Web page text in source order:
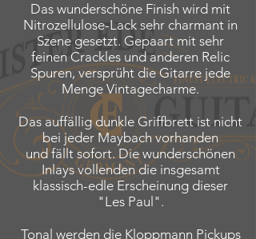
Das wunderschöne Finish wird mit
Nitrozellulose-Lack sehr charmant in
Szene gesetzt. Gepaart mit sehr
feinen Crackles und anderen Relic
Spuren, versprüht die Gitarre jede
Menge Vintagecharme.
Das auffällig dunkle Griffbrett ist nicht
bei jeder Maybach vorhanden
und fällt sofort. Die wunderschönen
Inlays vollenden die insgesamt
klassisch-edle Erscheinung dieser
"Les Paul".
Tonal werden die Kloppmann Pickups